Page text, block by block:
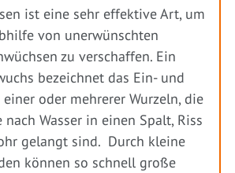
ist eine sehr effektive Art, um
von unerwünschten
zu verschaffen. Ein
bezeichnet das Ein- und
oder mehrerer Wurzeln, die
nach Wasser in einen Spalt, Riss
gelangt sind. Durch kleine
können so schnell große